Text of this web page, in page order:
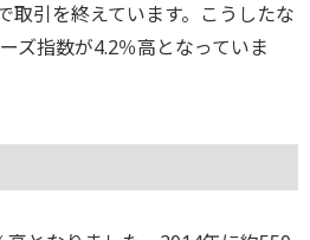
取引を終えています。こうしたな
ズ指数が4.2％高となっていま